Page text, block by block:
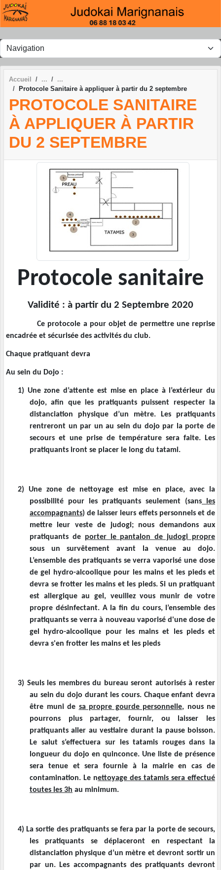
Accueil
Protocole Sanitaire à appliquer à partir du 2 septembre
PROTOCOLE SANITAIRE
À APPLIQUER À PARTIR
DU 2 SEPTEMBRE
Protocole sanitaire
Validité : à partir du 2 Septembre 2020
Ce protocole a pour objet de permettre une reprise
encadrée et sécurisée des activités du club.
Chaque pratiquant devra
Au sein du Dojo :
1) Une zone d’attente est mise en place à l’extérieur du
dojo, afin que les pratiquants puissent respecter la
distanciation physique d’un mètre. Les pratiquants
rentreront un par un au sein du dojo par la porte de
secours et une prise de température sera faite. Les
pratiquants iront se placer le long du tatami.
2)Une zone de nettoyage est mise en place, avec la
possibilité pour les pratiquants seulement (sans les
accompagnants) de laisser leurs effets personnels et de
mettre leur veste de judogi; nous demandons aux
pratiquants de porter le pantalon de judogi propre
sous un survêtement avant la venue au dojo.
L’ensemble des pratiquants se verra vaporisé une dose
de gel hydro-alcoolique pour les mains et les pieds et
devra se frotter les mains et les pieds. Si un pratiquant
est allergique au gel, veuillez vous munir de votre
propre désinfectant. A la fin du cours, l’ensemble des
pratiquants se verra à nouveau vaporisé d'une dose de
gel hydro-alcoolique pour les mains et les pieds et
devra s'en frotter les mains et les pieds
3) Seuls les membres du bureau seront autorisés à rester
au sein du dojo durant les cours. Chaque enfant devra
être muni de sa propre gourde personnelle, nous ne
pourrons plus partager, fournir, ou laisser les
pratiquants aller au vestiaire durant la pause boisson.
Le salut s’effectuera sur les tatamis rouges dans la
longueur du dojo en quinconce. Une liste de présence
sera tenue et sera fournie à la mairie en cas de
contamination. Le nettoyage des tatamis sera effectué
toutes les 3h au minimum.
4) La sortie des pratiquants se fera par la porte de secours,
les pratiquants se déplaceront en respectant la
distanciation physique d’un mètre et devront sortir un
par un. Les accompagnants des pratiquants devront
Panneau de gestion des cookies